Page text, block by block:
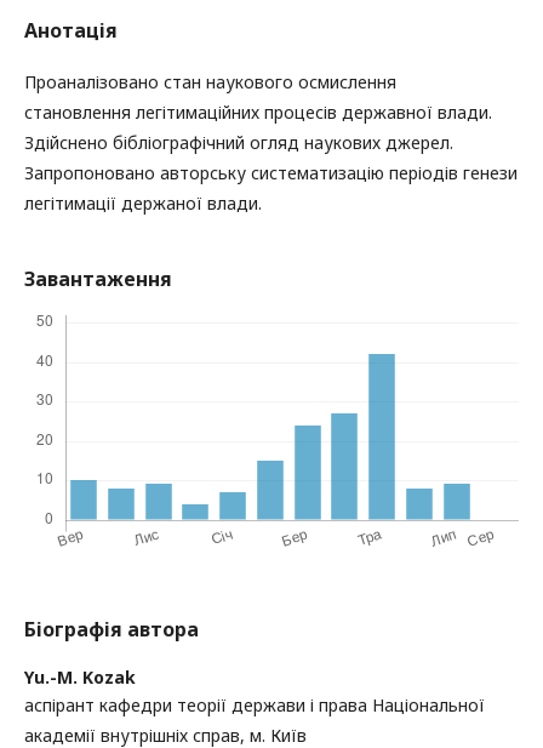
Анотація
Проаналізовано стан наукового осмислення
становлення легітимаційних процесів державної влади.
Здійснено бібліографічний огляд наукових джерел.
Запропоновано авторську систематизацію періодів генези
легітимації держаної влади.
Завантаження
Біографія автора
Yu.-M. Kozak
аспірант кафедри теорії держави і права Національної
академії внутрішніх справ, м. Київ